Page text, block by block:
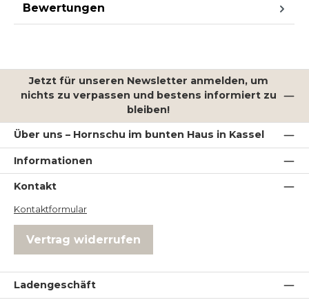
Bewertungen
Jetzt für unseren Newsletter anmelden, um
nichts zu verpassen und bestens informiert zu
bleiben!
Über uns – Hornschu im bunten Haus in Kassel
Informationen
Kontakt
Kontaktformular
Vertrag widerrufen
Ladengeschäft